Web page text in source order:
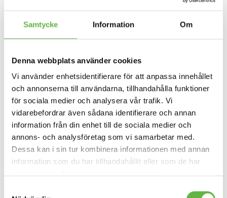
Samtycke Information Om
Denna webbplats använder cookies
Vi använder enhetsidentifierare för att anpassa innehållet
och annonserna till användarna, tillhandahålla funktioner
för sociala medier och analysera vår trafik. Vi
vidarebefordrar även sådana identifierare och annan
information från din enhet till de sociala medier och
annons- och analysföretag som vi samarbetar med.
Dessa kan i sin tur kombinera informationen med annan
information som du har tillhandahållit eller som de har
Hjul
Den breda plattformen gör att modellerna lämpar sig även
för stående fiske. Med ljudisolerat däck kan du tyst närma
dig drömfisken.
Fästskenor och spöhållare
Fästskenor och spöhållare ingår. I spöhållarna finns en
integrerad säkerhetssele till dina spön.
Förvaringsutrymme
Kajaken har gott om förvaringsutrymme och här behövs
det inget borrande i kajaken för att fästa ett ekolod. Det
ta ur och ladda batterier och flytta ekolodet emellan